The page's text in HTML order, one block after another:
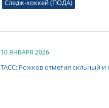
Следж-хоккей (ПОДА)
10 ЯНВАРЯ 2026
ТАСС: Рожков отметил сильный и